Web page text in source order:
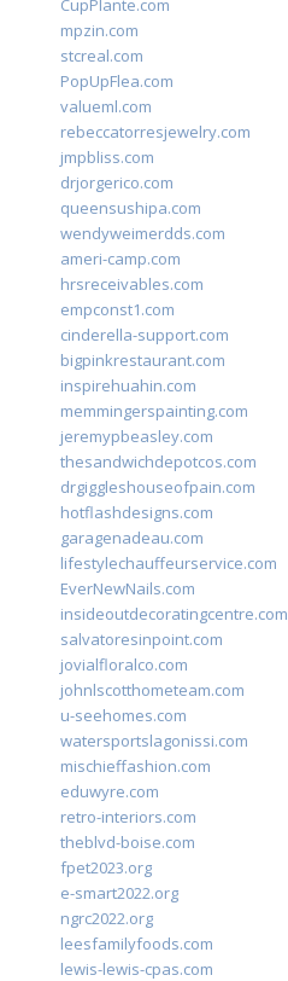
CupPlante.com
mpzin.com
stcreal.com
PopUpFlea.com
valueml.com
rebeccatorresjewelry.com
jmpbliss.com
drjorgerico.com
queensushipa.com
wendyweimerdds.com
ameri-camp.com
hrsreceivables.com
empconst1.com
cinderella-support.com
bigpinkrestaurant.com
inspirehuahin.com
memmingerspainting.com
jeremypbeasley.com
thesandwichdepotcos.com
drgiggleshouseofpain.com
hotflashdesigns.com
garagenadeau.com
lifestylechauffeurservice.com
EverNewNails.com
insideoutdecoratingcentre.com
salvatoresinpoint.com
jovialfloralco.com
johnlscotthometeam.com
u-seehomes.com
watersportslagonissi.com
mischieffashion.com
eduwyre.com
retro-interiors.com
theblvd-boise.com
fpet2023.org
e-smart2022.org
ngrc2022.org
leesfamilyfoods.com
lewis-lewis-cpas.com